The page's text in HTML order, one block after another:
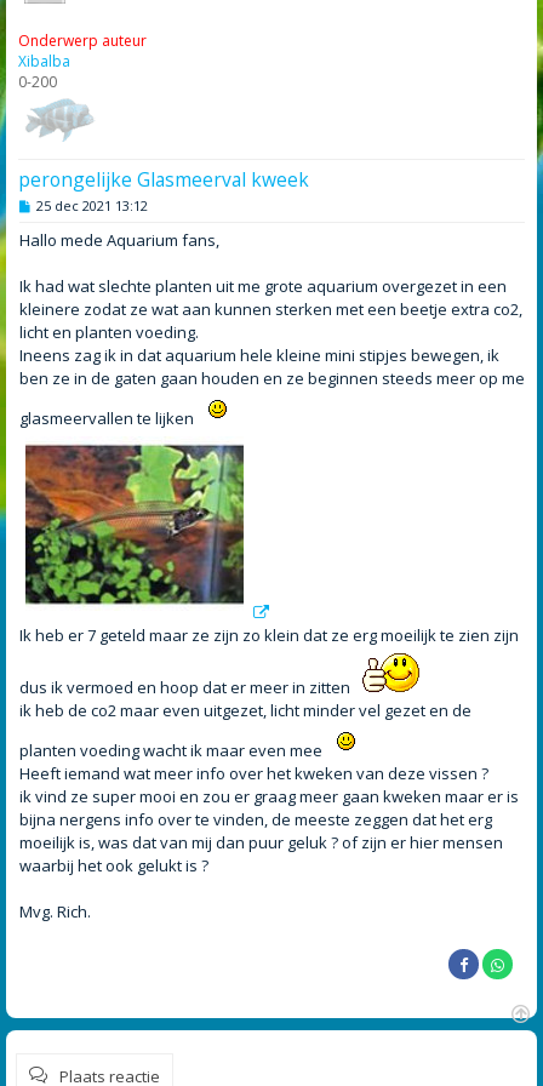
Onderwerp auteur
Xibalba
0-200
perongelijke Glasmeerval kweek
B
r
i
h
25 dec 2021 13:12
Hallo mede Aquarium fans,
Ik had wat slechte planten uit me grote aquarium overgezet in een
kleinere zodat ze wat aan kunnen sterken met een beetje extra co2,
licht en planten voeding.
Ineens zag ik in dat aquarium hele kleine mini stipjes bewegen, ik
ben ze in de gaten gaan houden en ze beginnen steeds meer op me
glasmeervallen te lijken
Ik heb er 7 geteld maar ze zijn zo klein dat ze erg moeilijk te zien zijn
dus ik vermoed en hoop dat er meer in zitten
ik heb de co2 maar even uitgezet, licht minder vel gezet en de
planten voeding wacht ik maar even mee
Heeft iemand wat meer info over het kweken van deze vissen ?
ik vind ze super mooi en zou er graag meer gaan kweken maar er is
bijna nergens info over te vinden, de meeste zeggen dat het erg
moeilijk is, was dat van mij dan puur geluk ? of zijn er hier mensen
waarbij het ook gelukt is ?
Mvg. Rich.
O
Plaats reactie